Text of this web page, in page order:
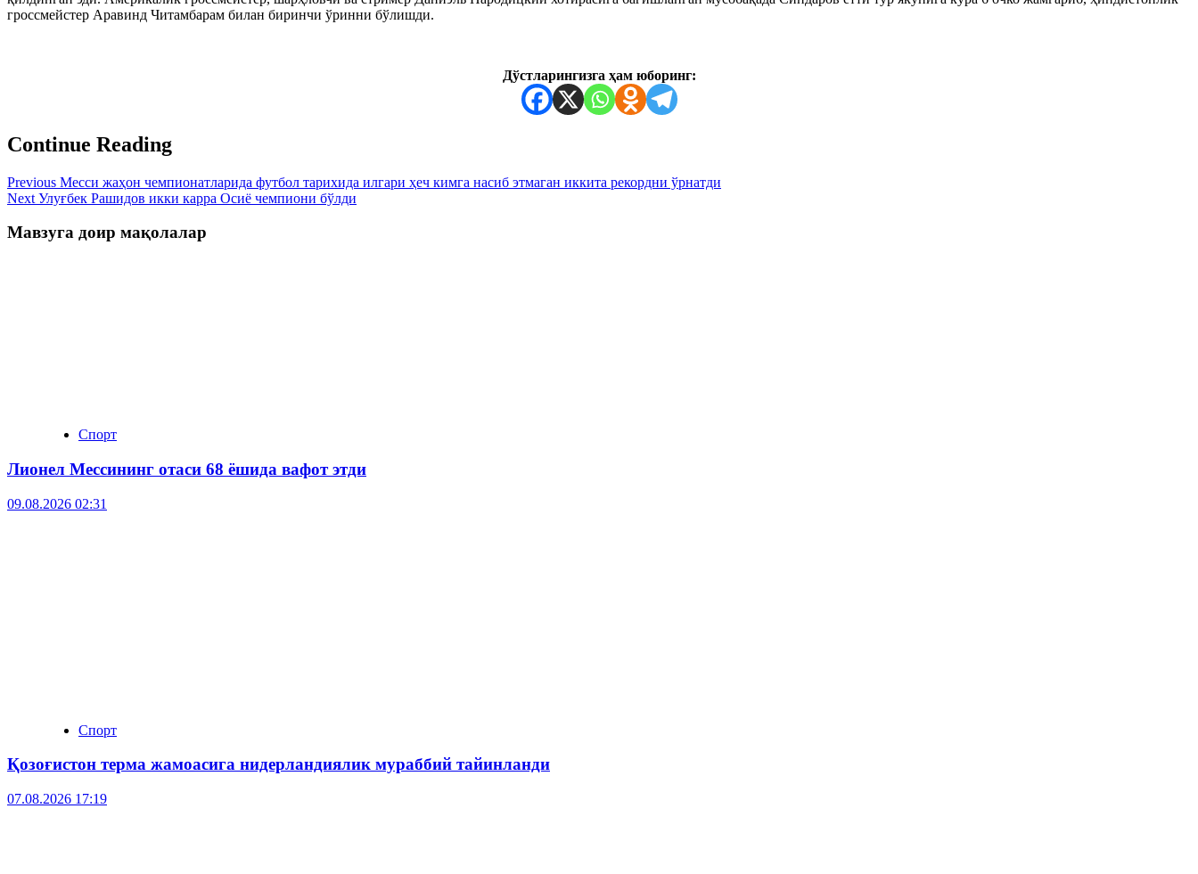
гроссмейстер Аравинд Читамбарам билан биринчи ўринни бўлишди.
Дўстларингизга ҳам юборинг:
Continue Reading
Previous Месси жаҳон чемпионатларида футбол тарихида илгари ҳеч кимга насиб этмаган иккита рекордни ўрнатди
Next Улуғбек Рашидов икки карра Осиё чемпиони бўлди
Мавзуга доир мақолалар
Спорт
Лионел Мессининг отаси 68 ёшида вафот этди
09.08.2026 02:31
Спорт
Қозоғистон терма жамоасига нидерландиялик мураббий тайинланди
07.08.2026 17:19